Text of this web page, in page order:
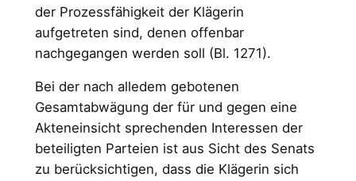
der Prozessfähigkeit der Klägerin
aufgetreten sind, denen offenbar
nachgegangen werden soll (Bl. 1271).
Bei der nach alledem gebotenen
Gesamtabwägung der für und gegen eine
Akteneinsicht sprechenden Interessen der
beteiligten Parteien ist aus Sicht des Senats
zu berücksichtigen, dass die Klägerin sich